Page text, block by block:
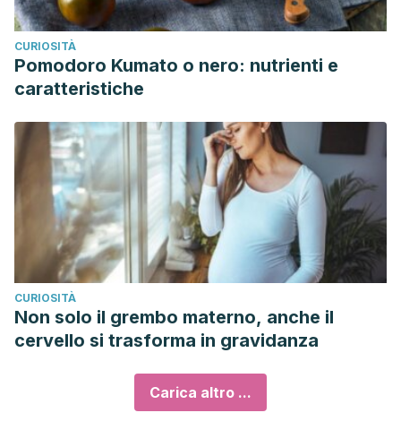
CURIOSITÀ
Pomodoro Kumato o nero: nutrienti e
caratteristiche
CURIOSITÀ
Non solo il grembo materno, anche il
cervello si trasforma in gravidanza
Carica altro ...